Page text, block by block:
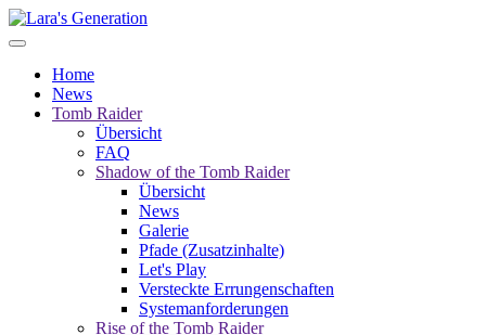
Home
News
Tomb Raider
Übersicht
FAQ
Shadow of the Tomb Raider
Übersicht
News
Galerie
Pfade (Zusatzinhalte)
Let's Play
Versteckte Errungenschaften
Systemanforderungen
Rise of the Tomb Raider